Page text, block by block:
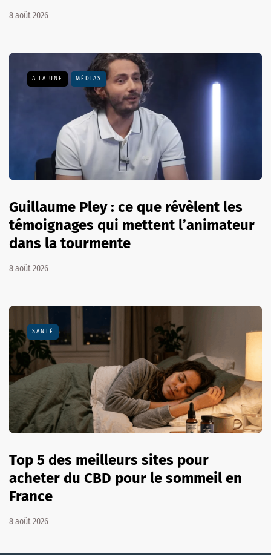
8 août 2026
A LA UNE MÉDIAS
Guillaume Pley : ce que révèlent les
témoignages qui mettent l’animateur
dans la tourmente
8 août 2026
SANTÉ
Top 5 des meilleurs sites pour
acheter du CBD pour le sommeil en
France
8 août 2026